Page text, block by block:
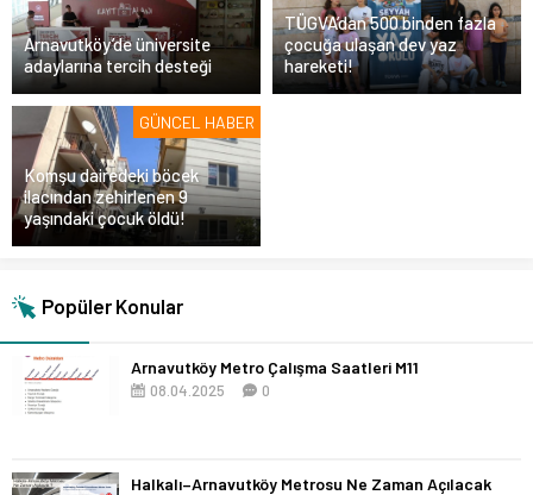
Arnavutköy’de üniversite
adaylarına tercih desteği
TÜGVA’dan 500 binden fazla
çocuğa ulaşan dev yaz
hareketi!
GÜNCEL HABER
Komşu dairedeki böcek
ilacından zehirlenen 9
yaşındaki çocuk öldü!
Popüler Konular
Arnavutköy Metro Çalışma Saatleri M11
08.04.2025 0
Halkalı–Arnavutköy Metrosu Ne Zaman Açılacak